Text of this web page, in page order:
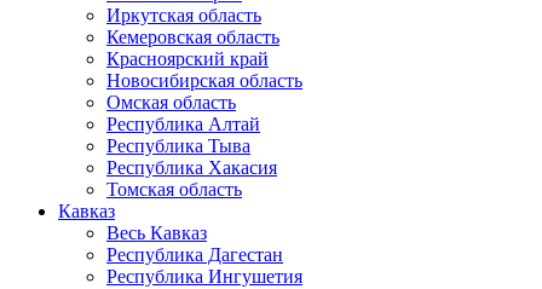
Иркутская область
Кемеровская область
Красноярский край
Новосибирская область
Омская область
Республика Алтай
Республика Тыва
Республика Хакасия
Томская область
Кавказ
Весь Кавказ
Республика Дагестан
Республика Ингушетия